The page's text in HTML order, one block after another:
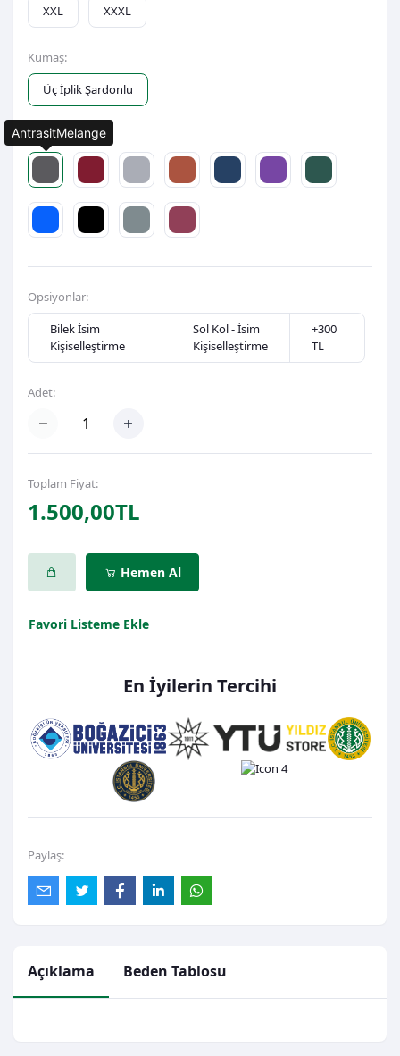
XXL XXXL
Kumaş:
Üç İplik Şardonlu
Renk:
Opsiyonlar:
Bilek İsim
Kişiselleştirme
Sol Kol - İsim
Kişiselleştirme
+300
TL
Adet:
Toplam Fiyat:
1.500,00TL
Hemen Al
Favori Listeme Ekle
En İyilerin Tercihi
Paylaş:
Açıklama Beden Tablosu
AntrasitMelange